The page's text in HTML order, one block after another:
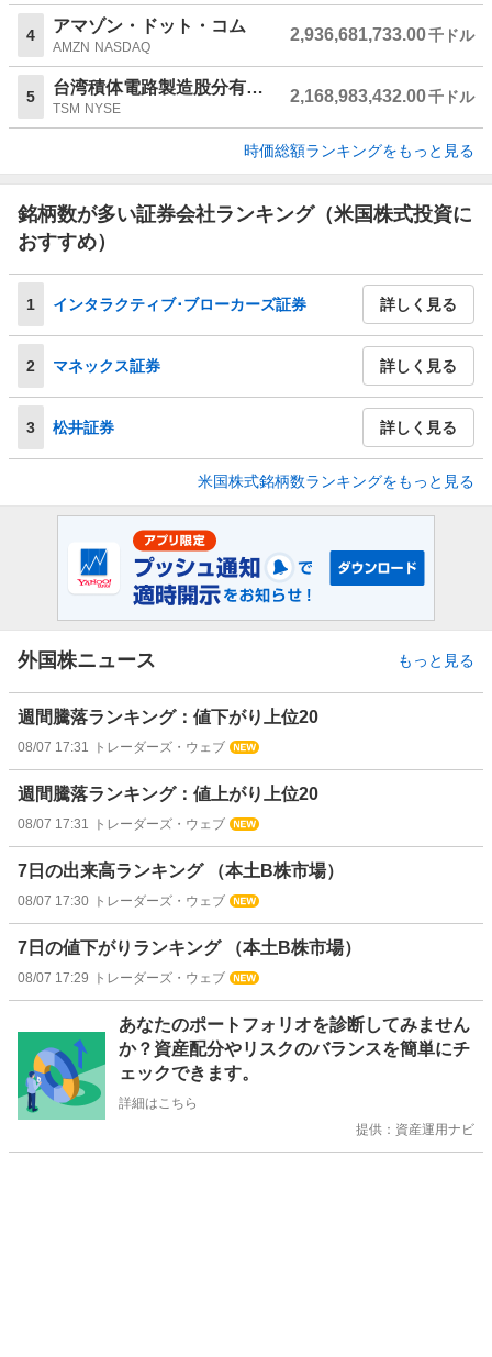
4 アマゾン・ドット・コム
AMZN NASDAQ
2,936,681,733.00千ドル
5 台湾積体電路製造股分有限公司
TSM NYSE
2,168,983,432.00千ドル
時価総額ランキングをもっと見る
銘柄数が多い証券会社ランキング（米国株式投資に
おすすめ）
1 インタラクティブ･ブローカーズ証券 詳しく見る
2 マネックス証券 詳しく見る
3 松井証券 詳しく見る
米国株式銘柄数ランキングをもっと見る
外国株ニュース もっと見る
週間騰落ランキング：値下がり上位20
08/07 17:31 トレーダーズ・ウェブ
週間騰落ランキング：値上がり上位20
08/07 17:31 トレーダーズ・ウェブ
7日の出来高ランキング （本土B株市場）
08/07 17:30 トレーダーズ・ウェブ
7日の値下がりランキング （本土B株市場）
08/07 17:29 トレーダーズ・ウェブ
あなたのポートフォリオを診断してみません
か？資産配分やリスクのバランスを簡単にチ
ェックできます。
詳細はこちら
提供：資産運用ナビ